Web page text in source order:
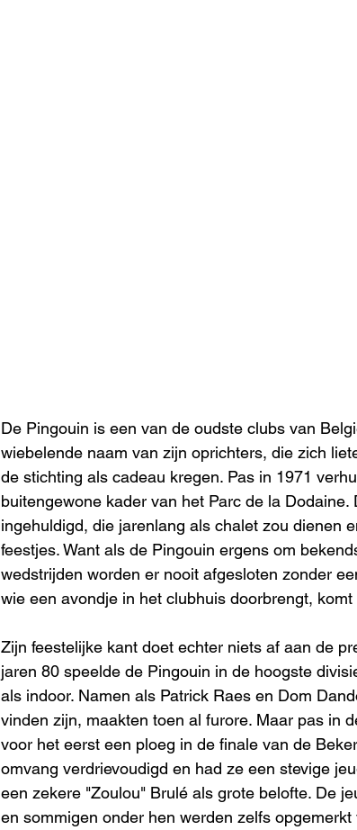
De Pingouin is een van de oudste clubs van
wiebelende naam van zijn oprichters, die zich
de stichting als cadeau kregen. Pas in 1971
buitengewone kader van het Parc de la
ingehuldigd, die jarenlang als chalet zou dienen
feestjes. Want als de Pingouin ergens om
wedstrijden worden er nooit afgesloten zonder
wie een avondje in het clubhuis doorbrengt,
Zijn feestelijke kant doet echter niets af aan de
jaren 80 speelde de Pingouin in de hoogste
als indoor. Namen als Patrick Raes en Dom
vinden zijn, maakten toen al furore. Maar pas in
voor het eerst een ploeg in de finale van de
omvang verdrievoudigd en had ze een stevige
een zekere "Zoulou" Brulé als grote belofte. De
en sommigen onder hen werden zelfs